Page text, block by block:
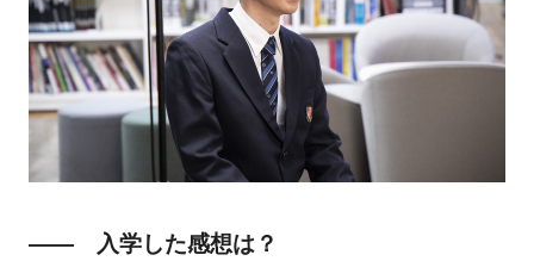
―― 入学した感想は？